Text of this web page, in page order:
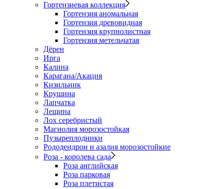
Гортензиевая коллекция
Гортензия аномальная
Гортензия древовидная
Гортензия крупнолистная
Гортензия метельчатая
Дёрен
Ирга
Калина
Карагана/Акация
Кизильник
Крушина
Лапчатка
Лещина
Лох серебристый
Магнолия морозостойкая
Пузыреплодники
Рододендрон и азалия морозостойкие
Роза - королева сада
Роза английская
Роза парковая
Роза плетистая